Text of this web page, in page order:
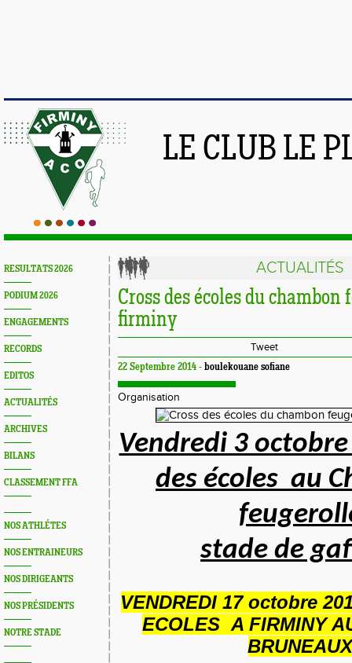
LE CLUB LE
RESULTATS 2026
PODIUM 2026
ENGAGEMENTS
RECORDS
EDITOS
ACTUALITÉS
ARCHIVES
BILANS
CLASSEMENT FFA
NOS ATHLÉTES
NOS ENTRAINEURS
NOS DIRIGEANTS
NOS PRÉSIDENTS
NOTRE STADE
ACTUALITÉS
Cross des écoles du chambon
firminy
Tweet
22 Septembre 2014 - boulekouane sofiane
Organisation
Vendredi 3
des écoles au
stade de
VENDREDI 17 octobre
ECOLES A FIRMINY